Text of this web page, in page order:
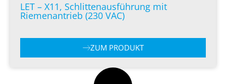
LET – X11, Schlittenausführung mit
Riemenantrieb (230 VAC)
ZUM PRODUKT